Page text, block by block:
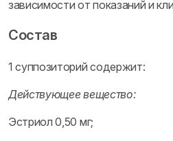
зависимости от показаний и
Состав
1 суппозиторий содержит:
Действующее вещество:
Эстриол 0,50 мг;